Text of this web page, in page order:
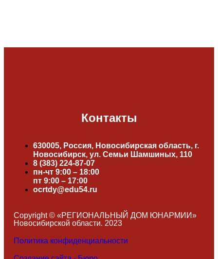
Контакты
630005, Россия, Новосибирская область, г.
Новосибирск, ул. Семьи Шамшиных, 110
8 (383) 224-87-07
пн-чт 9:00 – 18:00
пт 9:00 – 17:00
ocrtdy@edu54.ru
Copyright © «РЕГИОНАЛЬНЫЙ ДОМ ЮНАРМИИ»
Новосибирской области. 2023
Политика конфиденциальности